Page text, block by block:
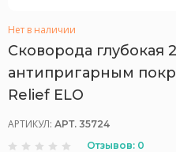
Нет в наличии
Сковорода глубокая
антипригарным
Relief ELO
АРТИКУЛ: АРТ. 35724
Отзывов: 0